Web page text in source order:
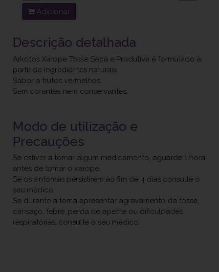
Adicionar
Descrição detalhada
Arkotos Xarope Tosse Seca e Produtiva é formulado a
partir de ingredientes naturais.
Sabor a frutos vermelhos.
Sem corantes nem conservantes.
Modo de utilização e
Precauções
Se estiver a tomar algum medicamento, aguarde 1 hora
antes de tomar o xarope.
Se os sintomas persistirem ao fim de 4 dias consulte o
seu médico.
Se durante a toma apresentar agravamento da tosse,
cansaço, febre, perda de apetite ou dificuldades
respiratórias, consulte o seu médico.